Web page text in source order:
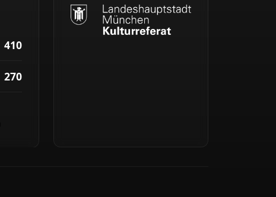
410
270